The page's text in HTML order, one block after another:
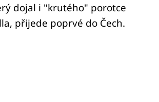
dojal i "krutého" porotce
přijede poprvé do Čech.